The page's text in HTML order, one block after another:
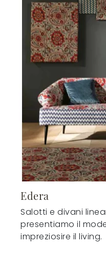
Edera
Salotti e divani
presentiamo il
impreziosire il living.